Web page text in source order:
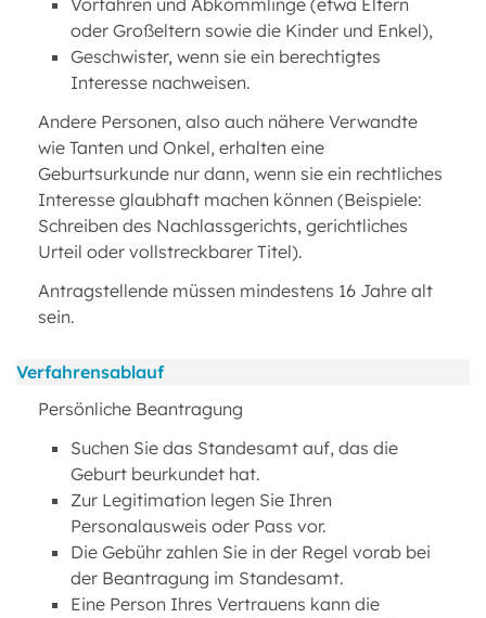
Vorfahren und Abkömmlinge (etwa Eltern
oder Großeltern sowie die Kinder und Enkel),
Geschwister, wenn sie ein berechtigtes
Interesse nachweisen.
Andere Personen, also auch nähere Verwandte
wie Tanten und Onkel, erhalten eine
Geburtsurkunde nur dann, wenn sie ein rechtliches
Interesse glaubhaft machen können (Beispiele:
Schreiben des Nachlassgerichts, gerichtliches
Urteil oder vollstreckbarer Titel).
Antragstellende müssen mindestens 16 Jahre alt
sein.
Verfahrensablauf
Persönliche Beantragung
Suchen Sie das Standesamt auf, das die
Geburt beurkundet hat.
Zur Legitimation legen Sie Ihren
Personalausweis oder Pass vor.
Die Gebühr zahlen Sie in der Regel vorab bei
der Beantragung im Standesamt.
Eine Person Ihres Vertrauens kann die